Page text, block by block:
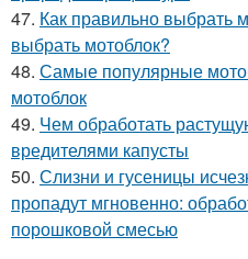
47. Как правильно выбрать
выбрать мотоблок?
48. Самые популярные
мотоблок
49. Чем обработать
вредителями капусты
50. Слизни и гусеницы
пропадут мгновенно:
порошковой смесью